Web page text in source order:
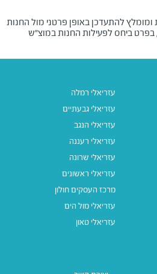
להתעדכן באופן פרטני מול החנות
בפרט ביחס לפעילות החנות במוצ"ש
עזריאלי רמלה
עזריאלי גבעתיים
עזריאלי הנגב
עזריאלי רעננה
עזריאלי שרונה
עזריאלי ראשונים
מרכז העסקים חולון
עזריאלי מול הים
עזריאלי טאון